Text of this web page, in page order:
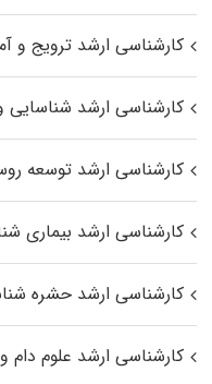
کارشناسی ارشد ترویج و
کارشناسی ارشد شناسایی و
کارشناسی ارشد توسعه
کارشناسی ارشد بیماری‌
کارشناسی ارشد حشره‌
کارشناسی ارشد علوم دام